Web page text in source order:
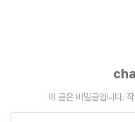
이 글은 비밀글입니다.